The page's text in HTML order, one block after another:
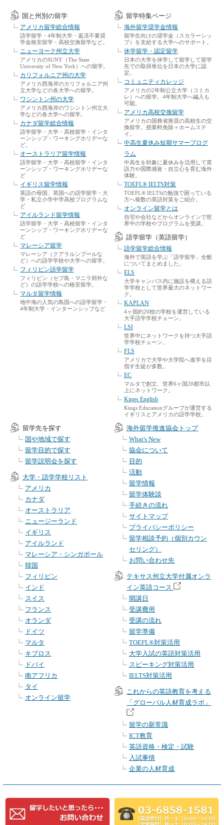
国と州別の留学
アメリカ留学総合情報
語学留学・4年制大学・返済不要奨
学金格安留学・高校交換留学など。
ニューヨーク州立大学
アメリカのSUNY（The State
University of New York）への留学。
カリフォルニア州の大学
アメリカ西海岸のカリフォルニア州
立大学などの各大学への留学。
ワシントン州の大学
アメリカ西海岸のワシントン州立大
学などの各大学への留学。
カナダ留学総合情報
語学留学・大学・高校留学・インタ
ーンシップ・ワーキングホリデーな
ど。
オーストラリア留学情報
語学留学・大学・高校留学・インタ
ーンシップ・ワーキングホリデーな
ど
イギリス留学情報
英語の母国、英国への語学留学・大
学・私立小学中学高校プログラムな
ど
アイルランド留学情報
語学留学・大学・高校留学・インタ
ーンシップ・ワーキングホリデーな
ど
マレーシア留学
マレーシア（クアラルンプールな
ど）への語学学校や大学への留学。
フィリピン語学留学
フィリピン（セブ島・マニラ郊外な
ど）の語学学校への格安留学。
マルタ留学情報
地中海の人気の島国への語学留学・
4年制大学・インターンシップなど
留学特集ページ
海外留学奨学金情報
留学生向けの奨学金（スカラーシッ
プ）を支給する大学へのサポート。
休学留学・認定留学
日本の大学を休学して留学して留学
先での取得単位を日本の大学に認
定。
コミュニティカレッジ
アメリカの2年制公立大学（コミカ
レ）への留学。4年制大学へ編入も
可能。
アメリカ高校交換留学
アメリカの国務省推奨の高校生の交
換留学。授業料免除＋ホームステ
イ。
中高生夏休み短期サマープログ
ラム
中高生を対象に夏休みを活用して英
語力や国際感覚・自立心を育む海外
体験。
TOEFL® IELTS対策
TOEFL® IELTSの勉強で困っている
方へ複数の英語対策をご紹介。
オンライン留学とは
自宅や会社などからオンラインで世
界中の学校やプログラムを受講。
語学留学（英語留学）
語学留学総合情報
海外で英語を学ぶ「語学留学」全般
についてまとめました。
ELS
大学キャンパス内に施設を構える語
学学校として世界最大のネットワー
ク。
KAPLAN
4ヶ国約20校の学校を運営している
大手語学学校チェーン。
LSI
世界中にネットワークを持つ大手語
学学校チェーン。
FLS
アメリカで大学や大学院へ進学を目
指す生徒が多数。
EC
マルタで創立、世界6ヶ国20都市以
上にネットワーク。
Kings English
Kings Educationグループが運営する
イギリスとアメリカの語学学校。
留学先を探す
国や地域で探す
留学目的で探す
留学説明会を探す
大学・語学学校リスト
アメリカ
カナダ
オーストラリア
ニュージーランド
イギリス
アイルランド
マレーシア・シンガポール
韓国
フィリピン
インド
スイス
フランス
オランダ
ドイツ
マルタ
キプロス
ドバイ
南アフリカ
タイ
オンライン留学
海外留学推進協会トップ
What's New
協会について
目的
活動
留学情報
留学体験談
手続きの流れ
サイトマップ
プライバシーポリシー
留学相談予約（個別カウン
セリング）
お問い合わせ先
テキサス州立大学付属オンラ
イン英語コース
開講日
受講費用
受講の流れ
留学準備
TOEFL®対策活用
大学入試の英語対策活用
スピーキング対策活用
IELTS対策活用
これからの英語教育を考える
「グローバル人材育成ラボ」
留学の新常識
ICT教育
英語資格・検定・試験
入試事情
企業の人材育成